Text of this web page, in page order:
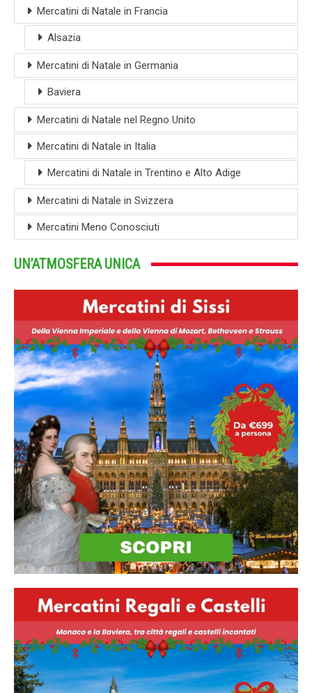
Mercatini di Natale in Francia
Alsazia
Mercatini di Natale in Germania
Baviera
Mercatini di Natale nel Regno Unito
Mercatini di Natale in Italia
Mercatini di Natale in Trentino e Alto Adige
Mercatini di Natale in Svizzera
Mercatini Meno Conosciuti
UN’ATMOSFERA UNICA